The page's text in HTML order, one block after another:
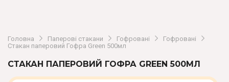
Головна Паперові стакани Гофровані
Гофровані
Стакан паперовий Гофра Green 500мл
СТАКАН ПАПЕРОВИЙ ГОФРА GREEN 500МЛ